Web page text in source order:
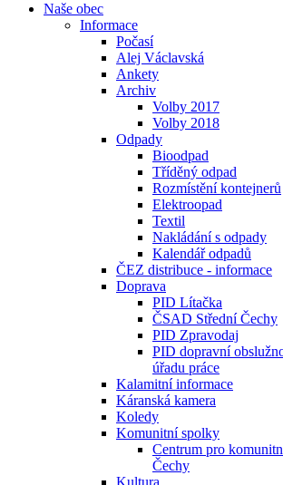
Naše obec
Informace
Počasí
Alej Václavská
Ankety
Archiv
Volby 2017
Volby 2018
Odpady
Bioodpad
Tříděný odpad
Rozmístění kontejnerů
Elektroopad
Textil
Nakládání s odpady
Kalendář odpadů
ČEZ distribuce - informace
Doprava
PID Lítačka
ČSAD Střední Čechy
PID Zpravodaj
PID dopravní
úřadu práce
Kalamitní informace
Káranská kamera
Koledy
Komunitní spolky
Centrum pro
Čechy
Kultura